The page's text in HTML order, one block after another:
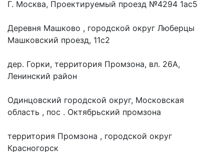
Г. Москва, Проектируемый проезд №4294 1ас5
Деревня Машково , городской округ Люберцы
Машковский проезд, 11с2
дер. Горки, территория Промзона, вл. 26А,
Ленинский район
Одинцовский городской округ, Московская
область , пос . Октябрьский промзона
территория Промзона , городской округ
Красногорск